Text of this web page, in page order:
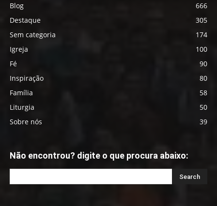
Blog
666
Destaque
305
Sem categoria
174
Igreja
100
Fé
90
Inspiração
80
Família
58
Liturgia
50
Sobre nós
39
Não encontrou? digite o que procura abaixo: